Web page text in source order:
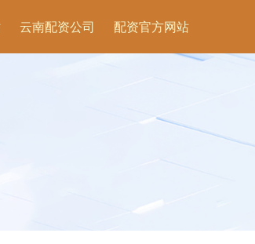
云南配资公司 配资官方网站